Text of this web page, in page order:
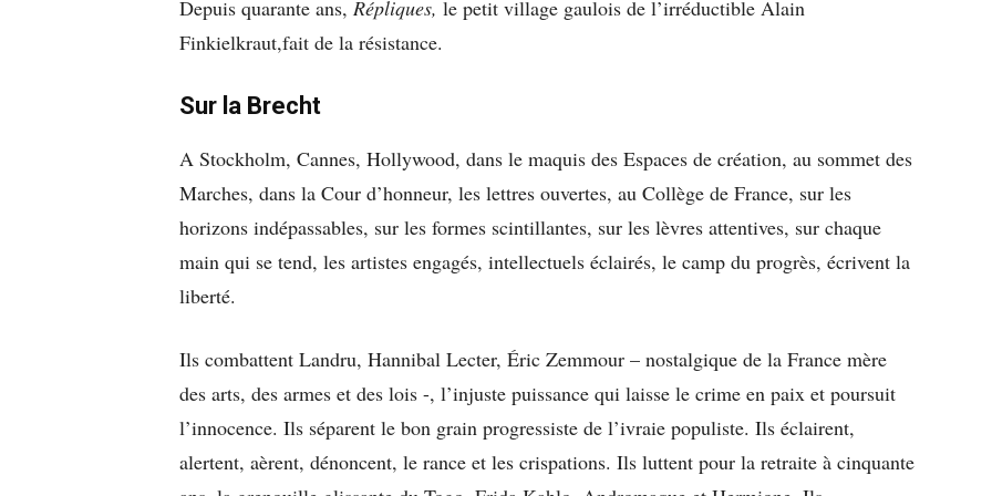
Depuis quarante ans, Répliques, le petit village gaulois de l’irréductible Alain
Finkielkraut,fait de la résistance.
Sur la Brecht
A Stockholm, Cannes, Hollywood, dans le maquis des Espaces de création, au sommet des
Marches, dans la Cour d’honneur, les lettres ouvertes, au Collège de France, sur les
horizons indépassables, sur les formes scintillantes, sur les lèvres attentives, sur chaque
main qui se tend, les artistes engagés, intellectuels éclairés, le camp du progrès, écrivent la
liberté.
Ils combattent Landru, Hannibal Lecter, Éric Zemmour – nostalgique de la France mère
des arts, des armes et des lois -, l’injuste puissance qui laisse le crime en paix et poursuit
l’innocence. Ils séparent le bon grain progressiste de l’ivraie populiste. Ils éclairent,
alertent, aèrent, dénoncent, le rance et les crispations. Ils luttent pour la retraite à cinquante